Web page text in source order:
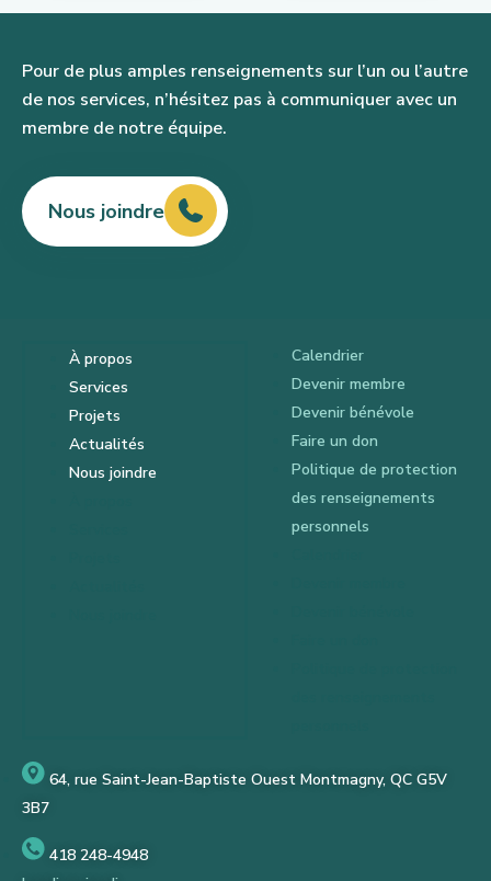
Pour de plus amples renseignements sur l’un ou l’autre
de nos services, n’hésitez pas à communiquer avec un
membre de notre équipe.
Nous joindre
64, rue Saint-Jean-Baptiste Ouest Montmagny, QC G5V
3B7
418 248-4948
À propos
Services
Projets
Actualités
Nous joindre
Calendrier
Devenir membre
Devenir bénévole
Faire un don
Politique de protection
des renseignements
personnels